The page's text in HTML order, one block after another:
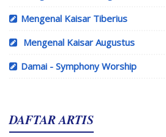
Mengenal Kaisar Tiberius
Mengenal Kaisar Augustus
Damai - Symphony Worship
DAFTAR ARTIS